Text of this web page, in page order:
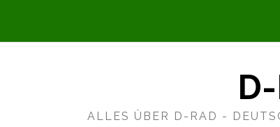
ALLES ÜBER D-RAD -